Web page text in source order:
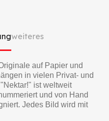
weiteres
auf Papier und
in vielen Privat- und
ist weltweit
und von Hand
Jedes Bild wird mit